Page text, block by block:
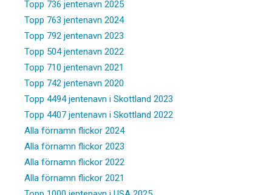
Topp 736 jentenavn 2025
Topp 763 jentenavn 2024
Topp 792 jentenavn 2023
Topp 504 jentenavn 2022
Topp 710 jentenavn 2021
Topp 742 jentenavn 2020
Topp 4494 jentenavn i Skottland 2023
Topp 4407 jentenavn i Skottland 2022
Alla förnamn flickor 2024
Alla förnamn flickor 2023
Alla förnamn flickor 2022
Alla förnamn flickor 2021